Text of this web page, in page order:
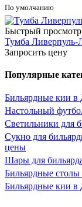
По умолчанию
Быстрый просмотр
Тумба
Запросить цену
Популярные
Бильярдные кии в
Настольный
Светильники для
Сукно для
цены
Шары для
Бильярдные столы
Бильярдные кии в